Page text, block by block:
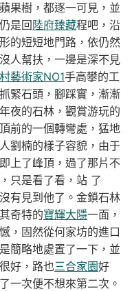
果樹，都逐一可見，並
是回陸府臻藏程吧，沿
的短短地門路，依仍然
人幫扶，一邊是深不見
藝術家NO1手高攀的工
緊石頭，腳踩實，漸漸
夜的石林，觀賞游玩的
前的一個轉彎處，猛地
劉楠的樣子容貌，由于
上了峰頂，過了那片不
只是看了看，站 了
有見到他了。 金鎖石林
奇特的寶輝大隱一面，
，固然從何家坊的進口
簡略地處置了一下，並
好，路也三合家園好
一次便不想來第二次。